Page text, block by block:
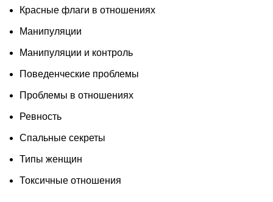
Красные флаги в отношениях
Манипуляции
Манипуляции и контроль
Поведенческие проблемы
Проблемы в отношениях
Ревность
Спальные секреты
Типы женщин
Токсичные отношения